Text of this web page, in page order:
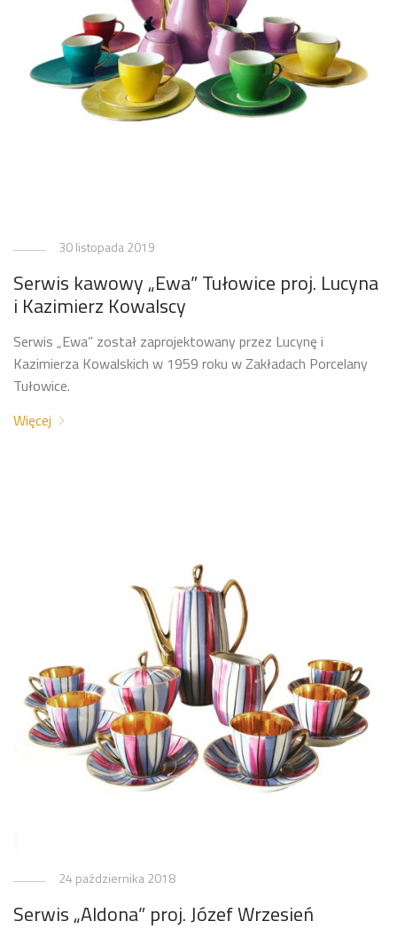
30 listopada 2019
Serwis kawowy „Ewa” Tułowice proj. Lucyna
i Kazimierz Kowalscy
Serwis „Ewa” został zaprojektowany przez Lucynę i
Kazimierza Kowalskich w 1959 roku w Zakładach Porcelany
Tułowice.
Więcej
24 października 2018
Serwis „Aldona” proj. Józef Wrzesień